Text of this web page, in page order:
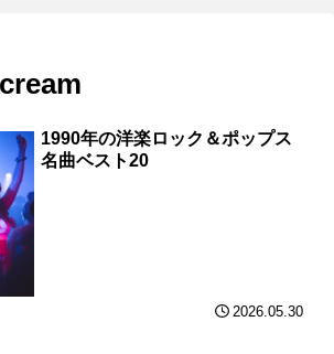
1990年の洋楽ロック＆ポップス
名曲ベスト20
2026.05.30